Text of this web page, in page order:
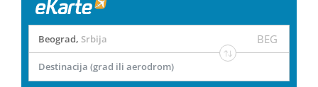
Beograd, Srbija BEG
Destinacija (grad ili aerodrom)